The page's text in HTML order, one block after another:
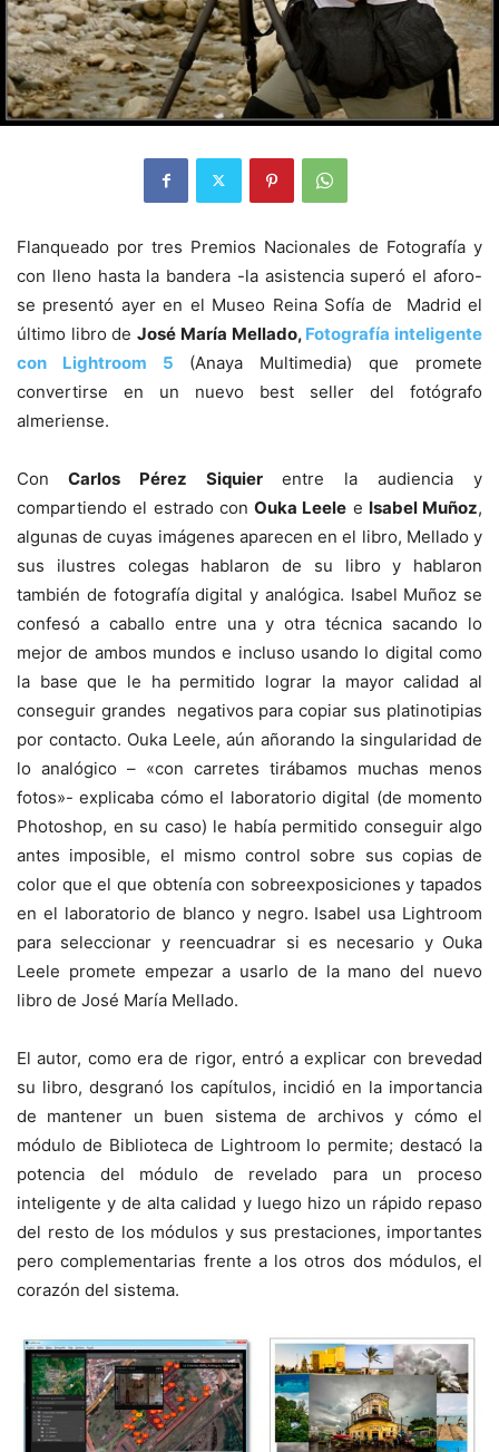
Flanqueado por tres Premios Nacionales de Fotografía y
con lleno hasta la bandera -la asistencia superó el aforo-
se presentó ayer en el Museo Reina Sofía de Madrid el
último libro deJosé María Mellado, Fotografía inteligente
con Lightroom 5
(Anaya Multimedia) que promete
convertirse en un nuevo best seller del fotógrafo
almeriense.
Con Carlos Pérez Siquierentre la audiencia y
compartiendo el estrado con Ouka Leele e Isabel Muñoz,
algunas de cuyas imágenes aparecen en el libro, Mellado y
sus ilustres colegas hablaron de su libro y hablaron
también de fotografía digital y analógica. Isabel Muñoz se
confesó a caballo entre una y otra técnica sacando lo
mejor de ambos mundos e incluso usando lo digital como
la base que le ha permitido lograr la mayor calidad al
conseguir grandes negativos para copiar sus platinotipias
por contacto. Ouka Leele, aún añorando la singularidad de
lo analógico – «con carretes tirábamos muchas menos
fotos»- explicaba cómo el laboratorio digital (de momento
Photoshop, en su caso) le había permitido conseguir algo
antes imposible, el mismo control sobre sus copias de
color que el que obtenía con sobreexposiciones y tapados
en el laboratorio de blanco y negro. Isabel usa Lightroom
para seleccionar y reencuadrar si es necesario y Ouka
Leele promete empezar a usarlo de la mano del nuevo
libro de José María Mellado.
El autor, como era de rigor, entró a explicar con brevedad
su libro, desgranó los capítulos, incidió en la importancia
de mantener un buen sistema de archivos y cómo el
módulo de Biblioteca de Lightroom lo permite; destacó la
potencia del módulo de revelado para un proceso
inteligente y de alta calidad y luego hizo un rápido repaso
del resto de los módulos y sus prestaciones, importantes
pero complementarias frente a los otros dos módulos, el
corazón del sistema.